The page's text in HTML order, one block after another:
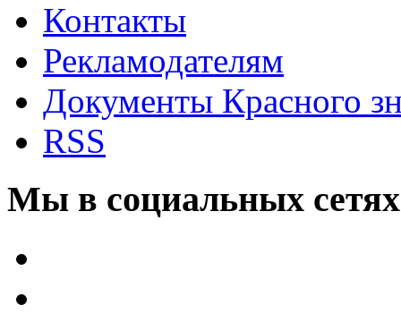
Контакты
Рекламодателям
Документы Красного
RSS
Мы в социальных сетях